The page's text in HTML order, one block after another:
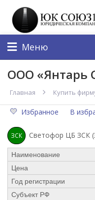
Меню
ООО «Янтарь
Главная Купить
Избранное В
ЗСК Светофор ЦБ ЗСК
Наименование
Цена
Год регистрации
Субъект РФ